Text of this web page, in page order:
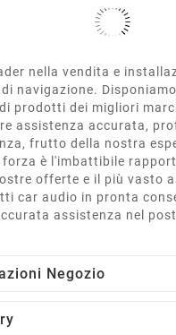
nella vendita e
navigazione.
prodotti dei migliori
assistenza accurata,
frutto della nostra
forza è l'imbattibile
offerte e il più vasto
car audio in pronta
assistenza nel
Negozio